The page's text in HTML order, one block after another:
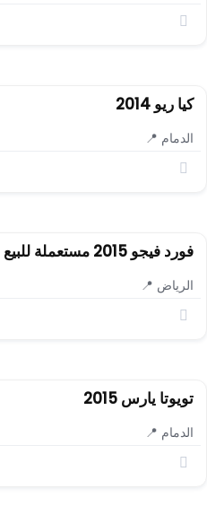
كيا ريو 2014
الدمام 📍
فورد فيجو 2015 مستعملة للبيع
الرياض 📍
تويوتا يارس 2015
الدمام 📍